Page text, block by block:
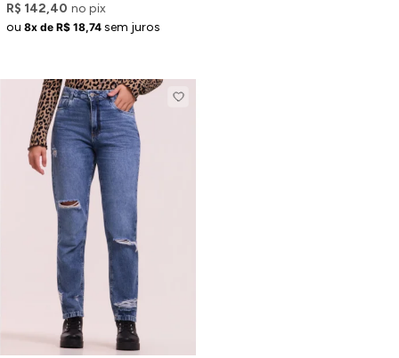
R$ 142,40 no pix
ou 8x de R$ 18,74 sem juros